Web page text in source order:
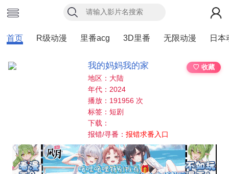
首页 R级动漫 里番acg 3D里番 无限动漫 日本
我的妈妈我的家
♡ 收藏
地区：大陆
年代：2024
播放：191956 次
标签：短剧
下载：
报错/寻番：报错求番入口